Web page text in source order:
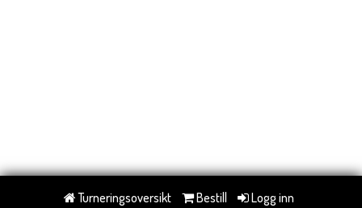
Turneringsoversikt Bestill Logg inn